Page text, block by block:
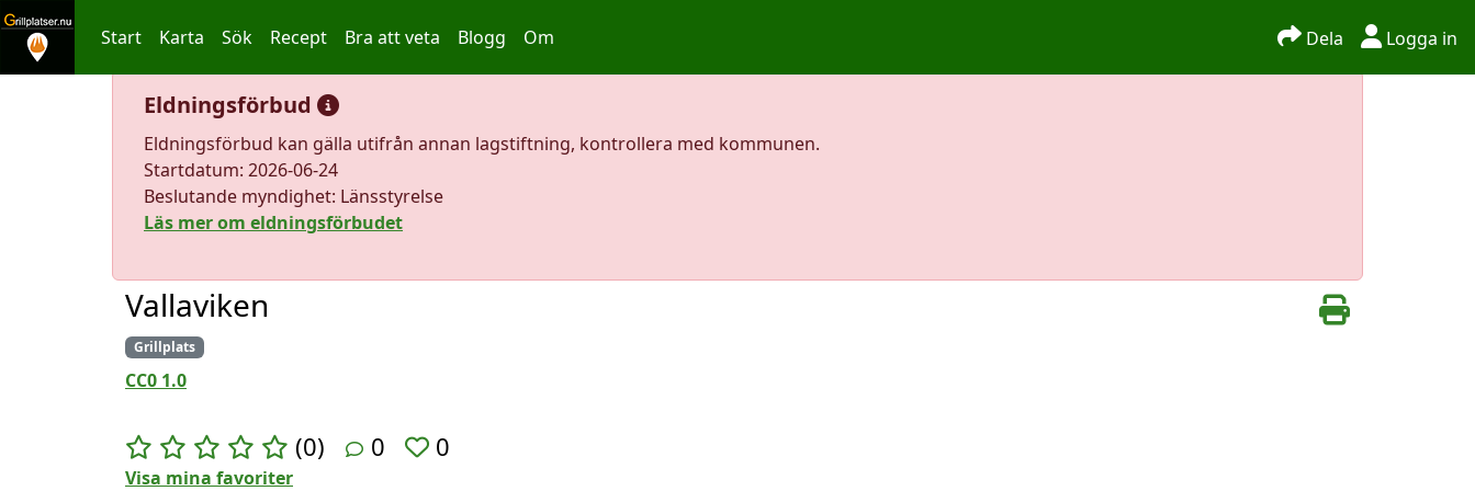
Start Karta Sök Recept Bra att veta Blogg Om Dela Logga in
Eldningsförbud
Eldningsförbud kan gälla utifrån annan lagstiftning, kontrollera med kommunen.
Startdatum: 2026-06-24
Beslutande myndighet: Länsstyrelse
Läs mer om eldningsförbudet
Vallaviken
Grillplats
CC0 1.0
(0) 0 0
Visa mina favoriter